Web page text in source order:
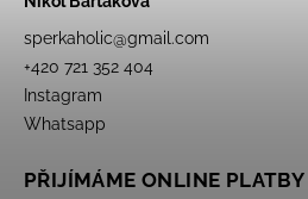
sperkaholic@gmail.com
+420 721 352 404
Instagram
Whatsapp
PŘIJÍMÁME ONLINE PLATBY